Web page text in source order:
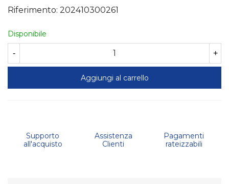
Riferimento: 202410300261
Disponibile
- +
Aggiungi al carrello
Supporto
all'acquisto
Assistenza
Clienti
Pagamenti
rateizzabili